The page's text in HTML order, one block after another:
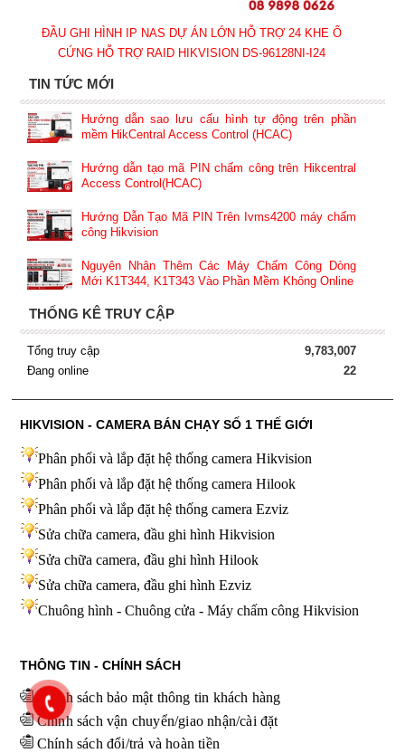
ĐẦU GHI HÌNH IP NAS DỰ ÁN LỚN HỖ TRỢ 24 KHE Ổ
CỨNG HỖ TRỢ RAID HIKVISION DS-96128NI-I24
TIN TỨC MỚI
Hướng dẫn sao lưu cấu hình tự động trên phần
mềm HikCentral Access Control (HCAC)
Hướng dẫn tạo mã PIN chấm công trên Hikcentral
Access Control(HCAC)
Hướng Dẫn Tạo Mã PIN Trên Ivms4200 máy chấm
công Hikvision
Nguyên Nhân Thêm Các Máy Chấm Công Dòng
Mới K1T344, K1T343 Vào Phần Mềm Không Online
THỐNG KÊ TRUY CẬP
Tổng truy cập
9,783,007
Đang online
22
HIKVISION - CAMERA BÁN CHẠY SỐ 1 THẾ GIỚI
Phân phối và lắp đặt hệ thống camera Hikvision
Phân phối và lắp đặt hệ thống camera Hilook
Phân phối và lắp đặt hệ thống camera Ezviz
Sửa chữa camera, đầu ghi hình Hikvision
Sửa chữa camera, đầu ghi hình Hilook
Sửa chữa camera, đầu ghi hình Ezviz
Chuông hình - Chuông cửa - Máy chấm công Hikvision
THÔNG TIN - CHÍNH SÁCH
Chính sách bảo mật thông tin khách hàng
Chính sách vận chuyển/giao nhận/cài đặt
Chính sách đổi/trả và hoàn tiền